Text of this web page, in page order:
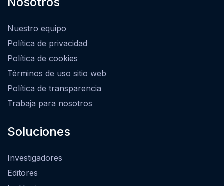
Nuestro equipo
Política de privacidad
Política de cookies
Términos de uso sitio web
Política de transparencia
Trabaja para nosotros
Soluciones
Investigadores
Editores